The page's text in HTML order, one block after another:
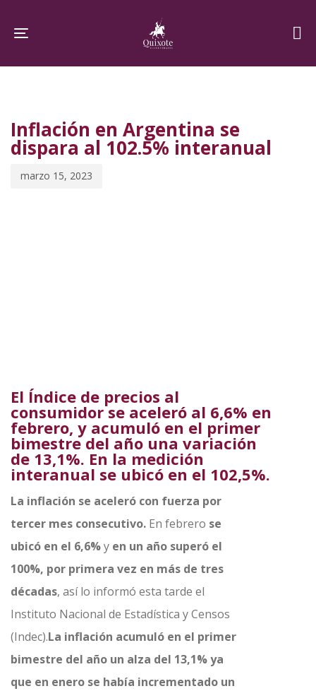
links
content
Toggle navigation
Inflación en Argentina se
dispara al 102.5% interanual
marzo 15, 2023
El Índice de precios al
consumidor se aceleró al 6,6% en
febrero, y acumuló en el primer
bimestre del año una variación
de 13,1%. En la medición
interanual se ubicó en el 102,5%.
La inflación se aceleró con fuerza por
tercer mes consecutivo. En febrero se
ubicó en el 6,6%y en un año superó el
100%, por primera vez en más de tres
décadas, así lo informó esta tarde el
Instituto Nacional de Estadística y Censos
(Indec).La inflación acumuló en el primer
bimestre del año un alza del 13,1% ya
que en enero se había incrementado un